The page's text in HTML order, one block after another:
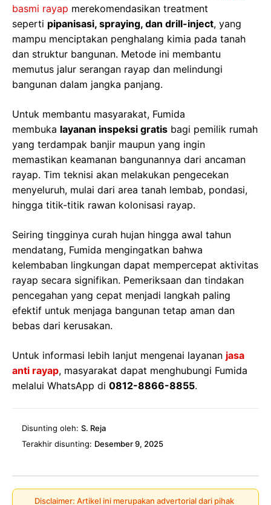
basmi rayap merekomendasikan treatment
seperti pipanisasi, spraying, dan drill-inject, yang
mampu menciptakan penghalang kimia pada tanah
dan struktur bangunan. Metode ini membantu
memutus jalur serangan rayap dan melindungi
bangunan dalam jangka panjang.
Untuk membantu masyarakat, Fumida
membuka layanan inspeksi gratis bagi pemilik rumah
yang terdampak banjir maupun yang ingin
memastikan keamanan bangunannya dari ancaman
rayap. Tim teknisi akan melakukan pengecekan
menyeluruh, mulai dari area tanah lembab, pondasi,
hingga titik-titik rawan kolonisasi rayap.
Seiring tingginya curah hujan hingga awal tahun
mendatang, Fumida mengingatkan bahwa
kelembaban lingkungan dapat mempercepat aktivitas
rayap secara signifikan. Pemeriksaan dan tindakan
pencegahan yang cepat menjadi langkah paling
efektif untuk menjaga bangunan tetap aman dan
bebas dari kerusakan.
Untuk informasi lebih lanjut mengenai layanan jasa
anti rayap, masyarakat dapat menghubungi Fumida
melalui WhatsApp di 0812-8866-8855.
Disunting oleh: S. Reja
Terakhir disunting: Desember 9, 2025
Disclaimer: Artikel ini merupakan advertorial dari pihak